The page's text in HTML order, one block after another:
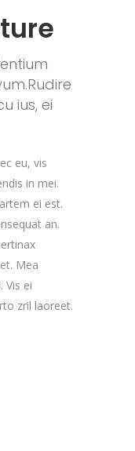
ius, ei
eu, vis
in mei.
ei est.
an.
Mea
Vis ei
zril laoreet.